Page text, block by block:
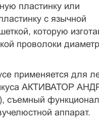
пластинку или
с язычной
которую
проволоки
применяется для
АКТИВАТОР
съемный
аппарат.